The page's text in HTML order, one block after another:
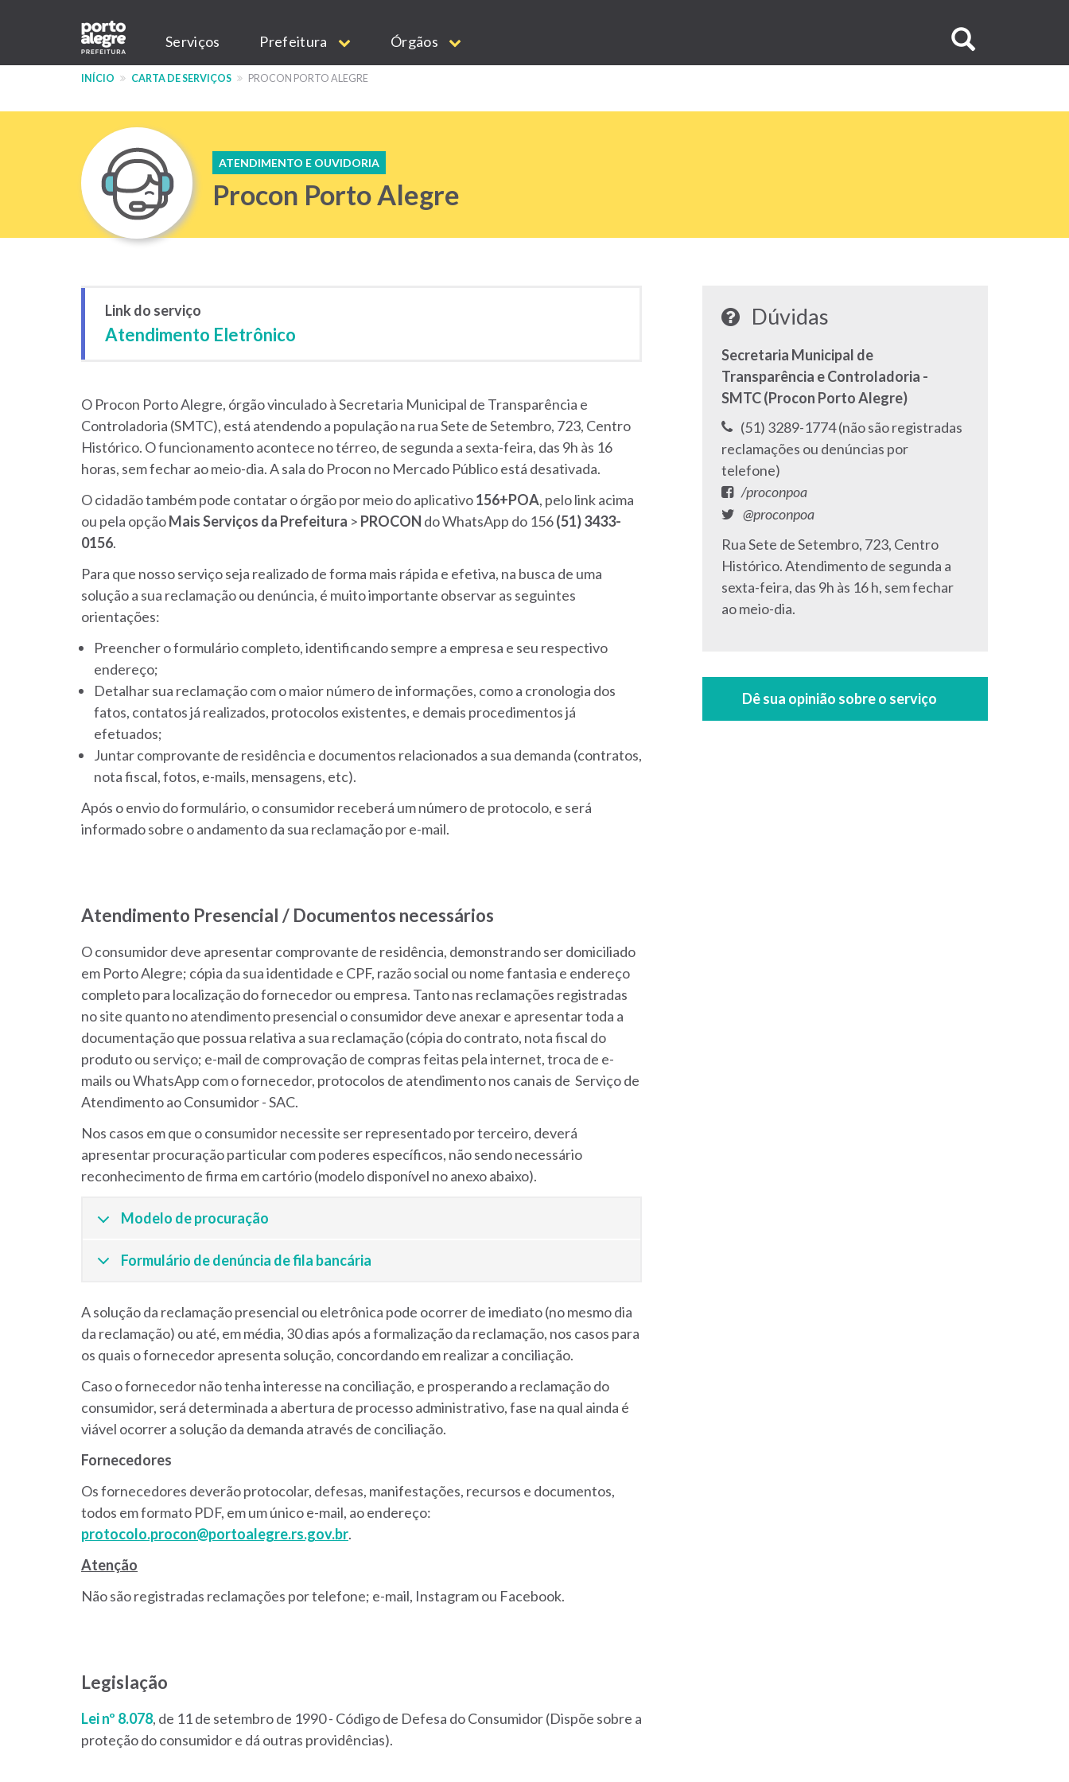
conteúdo
Main
navigation
Serviços Prefeitura Órgãos
no
site
INÍCIO CARTA DE SERVIÇOS PROCON PORTO ALEGRE
ATENDIMENTO E OUVIDORIA
Procon Porto Alegre
Link do serviço
Atendimento Eletrônico
O Procon Porto Alegre, órgão vinculado à Secretaria Municipal de Transparência e
Controladoria (SMTC), está atendendo a população na rua Sete de Setembro, 723, Centro
Histórico. O funcionamento acontece no térreo, de segunda a sexta-feira, das 9h às 16
horas, sem fechar ao meio-dia. A sala do Procon no Mercado Público está desativada.
O cidadão também pode contatar o órgão por meio do aplicativo156+POA, pelo link acima
ou pela opçãoMais Serviços da Prefeitura > PROCON do WhatsApp do 156(51) 3433-
0156.
Para que nosso serviço seja realizado de forma mais rápida e efetiva, na busca de uma
solução a sua reclamação ou denúncia, é muito importante observar as seguintes
orientações:
Preencher o formulário completo, identificando sempre a empresa e seu respectivo
endereço;
Detalhar sua reclamação com o maior número de informações, como a cronologia dos
fatos, contatos já realizados, protocolos existentes, e demais procedimentos já
efetuados;
Juntar comprovante de residência e documentos relacionados a sua demanda (contratos,
nota fiscal, fotos, e-mails, mensagens, etc).
Após o envio do formulário, o consumidor receberá um número de protocolo, e será
informado sobre o andamento da sua reclamação por e-mail.
Atendimento Presencial / Documentos necessários
O consumidor deve apresentar comprovante de residência, demonstrando ser domiciliado
em Porto Alegre; cópia da sua identidade e CPF, razão social ou nome fantasia e endereço
completo para localização do fornecedor ou empresa. Tanto nas reclamações registradas
no site quanto no atendimento presencial o consumidor deve anexar e apresentar toda a
documentação que possua relativa a sua reclamação (cópia do contrato, nota fiscal do
produto ou serviço; e-mail de comprovação de compras feitas pela internet, troca de e-
mails ou WhatsApp com o fornecedor, protocolos de atendimento nos canais de Serviço de
Atendimento ao Consumidor - SAC.
Nos casos em que o consumidor necessite ser representado por terceiro, deverá
apresentar procuração particular com poderes específicos, não sendo necessário
reconhecimento de firma em cartório (modelo disponível no anexo abaixo).
Modelo de procuração
Formulário de denúncia de fila bancária
A solução da reclamação presencial ou eletrônica pode ocorrer de imediato (no mesmo dia
da reclamação) ou até, em média, 30 dias após a formalização da reclamação, nos casos para
os quais o fornecedor apresenta solução, concordando em realizar a conciliação.
Caso o fornecedor não tenha interesse na conciliação, e prosperando a reclamação do
consumidor, será determinada a abertura de processo administrativo, fase na qual ainda é
viável ocorrer a solução da demanda através de conciliação.
Fornecedores
Os fornecedores deverão protocolar, defesas, manifestações, recursos e documentos,
todos em formato PDF, em um único e-mail, ao endereço:
protocolo.procon@portoalegre.rs.gov.br.
Atenção
Não são registradas reclamações por telefone; e-mail, Instagram ou Facebook.
Legislação
Lei nº 8.078, de 11 de setembro de 1990 - Código de Defesa do Consumidor (Dispõe sobre a
proteção do consumidor e dá outras providências).
Dúvidas
Secretaria Municipal de
Transparência e Controladoria -
SMTC (Procon Porto Alegre)
Telefone:
(51) 3289-1774 (não são registradas
reclamações ou denúncias por
telefone)
Facebook:
/proconpoa
Twitter:
@proconpoa
Endereço:
Rua Sete de Setembro, 723, Centro
Histórico. Atendimento de segunda a
sexta-feira, das 9h às 16 h, sem fechar
ao meio-dia.